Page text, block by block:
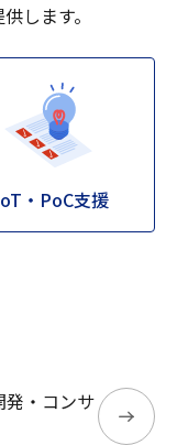
します。
・PoC支援
発・コンサ